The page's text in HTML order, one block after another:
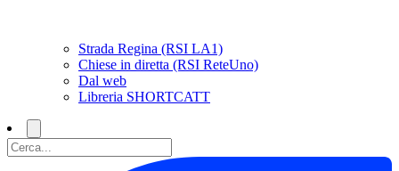
Strada Regina (RSI LA1)
Chiese in diretta (RSI ReteUno)
Dal web
Libreria SHORTCATT